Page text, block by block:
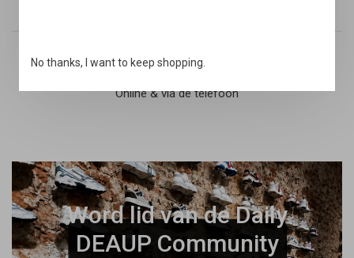
Online & via de telefoon
Word lid van de Daily
DEAUP Community
No thanks, I want to keep shopping.